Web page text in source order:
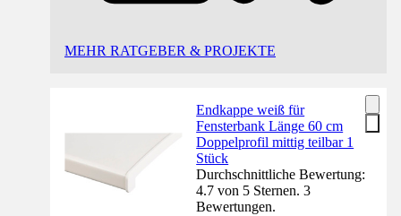
MEHR RATGEBER & PROJEKTE
Endkappe weiß für
Fensterbank Länge 60 cm
Doppelprofil mittig teilbar 1
Stück
Durchschnittliche Bewertung:
4.7 von 5 Sternen. 3
Bewertungen.